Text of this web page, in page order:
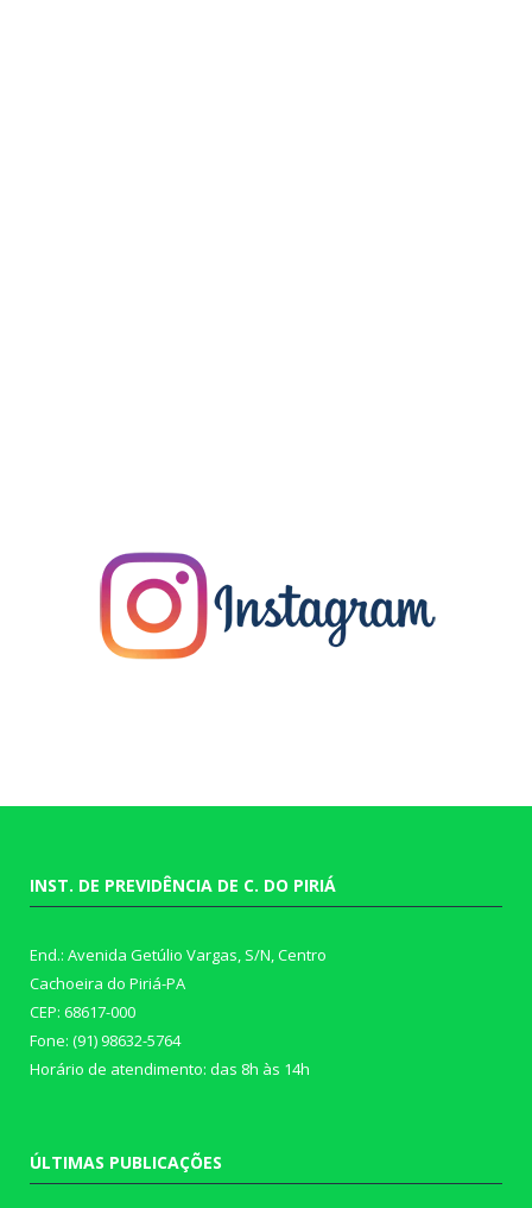
INST. DE PREVIDÊNCIA DE C. DO PIRIÁ
End.: Avenida Getúlio Vargas, S/N, Centro
Cachoeira do Piriá-PA
CEP: 68617-000
Fone: (91) 98632-5764
Horário de atendimento: das 8h às 14h
ÚLTIMAS PUBLICAÇÕES